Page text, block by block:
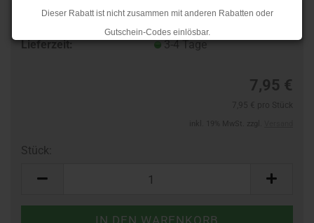
Dieser Rabatt ist nicht zusammen mit anderen Rabatten oder
Gutschein-Codes einlösbar.
.
Rückstaus kann es jedoch zu längeren Lieferzeiten kommen.
Lieferzeit:
3-4 Tage
7,95 €
Stück: